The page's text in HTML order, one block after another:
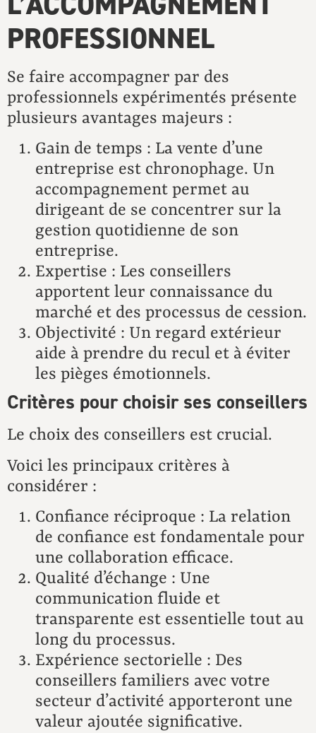
PROFESSIONNEL
Se faire accompagner par des
professionnels expérimentés présente
plusieurs avantages majeurs :
Gain de temps : La vente d’une
entreprise est chronophage. Un
accompagnement permet au
dirigeant de se concentrer sur la
gestion quotidienne de son
entreprise.
Expertise : Les conseillers
apportent leur connaissance du
marché et des processus de cession.
Objectivité : Un regard extérieur
aide à prendre du recul et à éviter
les pièges émotionnels.
Critères pour choisir ses conseillers
Le choix des conseillers est crucial.
Voici les principaux critères à
considérer :
Confiance réciproque : La relation
de confiance est fondamentale pour
une collaboration efficace.
Qualité d’échange : Une
communication fluide et
transparente est essentielle tout au
long du processus.
Expérience sectorielle : Des
conseillers familiers avec votre
secteur d’activité apporteront une
valeur ajoutée significative.